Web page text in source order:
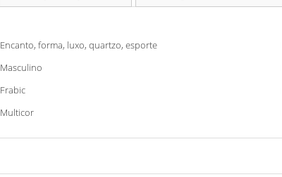
Encanto, forma, luxo, quartzo, esporte
Masculino
Frabic
Multicor